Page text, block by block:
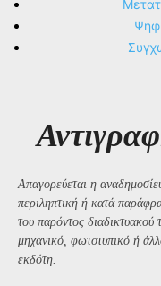
Απαγορεύεται η
περιληπτική ή κατά
του παρόντος
μηχανικό, φωτοτυπικό ή
εκδότη.